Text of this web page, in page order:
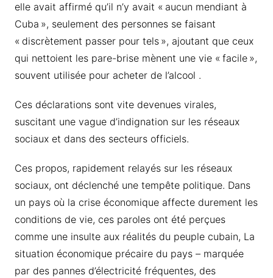
elle avait affirmé qu’il n’y avait « aucun mendiant à
Cuba », seulement des personnes se faisant
« discrètement passer pour tels », ajoutant que ceux
qui nettoient les pare-brise mènent une vie « facile »,
souvent utilisée pour acheter de l’alcool .
Ces déclarations sont vite devenues virales,
suscitant une vague d’indignation sur les réseaux
sociaux et dans des secteurs officiels.
Ces propos, rapidement relayés sur les réseaux
sociaux, ont déclenché une tempête politique. Dans
un pays où la crise économique affecte durement les
conditions de vie, ces paroles ont été perçues
comme une insulte aux réalités du peuple cubain, La
situation économique précaire du pays – marquée
par des pannes d’électricité fréquentes, des